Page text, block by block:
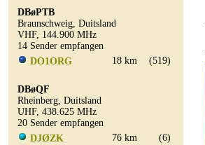
DBøPTB
Braunschweig, Duitsland
VHF, 144.900 MHz
14 Sender empfangen
DO1ORG
18 km (519)
DBøQF
Rheinberg, Duitsland
UHF, 438.625 MHz
20 Sender empfangen
DJØZK
76 km
(6)